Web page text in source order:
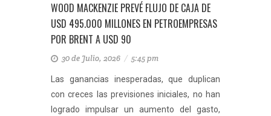
WOOD MACKENZIE PREVÉ FLUJO DE CAJA DE
USD 495.000 MILLONES EN PETROEMPRESAS
POR BRENT A USD 90
30 de Julio, 2026 / 5:45 pm
Las ganancias inesperadas, que duplican
con creces las previsiones iniciales, no han
logrado impulsar un aumento del gasto,